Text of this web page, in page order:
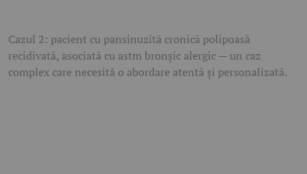
Cazul 2: pacient cu pansinuzită cronică polipoasă
recidivată, asociată cu astm bronșic alergic — un caz
complex care necesită o abordare atentă și personalizată.